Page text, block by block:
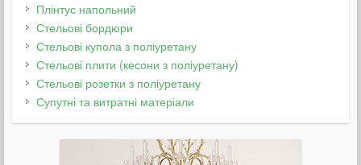
Плінтус напольний
Стельові бордюри
Стельові купола з поліуретану
Стельові плити (кесони з поліуретану)
Стельові розетки з поліуретану
Супутні та витратні матеріали